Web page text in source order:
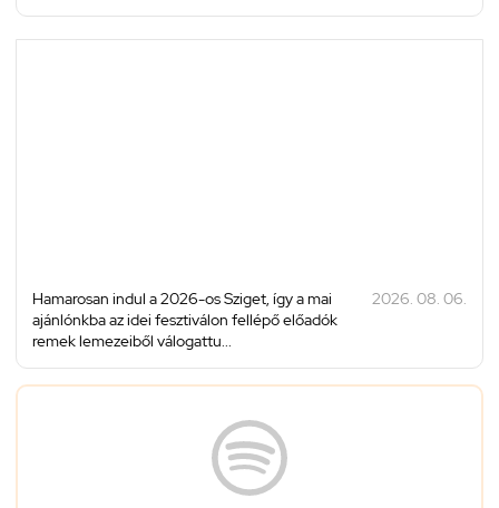
Hamarosan indul a 2026-os Sziget, így a mai
ajánlónkba az idei fesztiválon fellépő előadók
remek lemezeiből válogattu...
2026. 08. 06.